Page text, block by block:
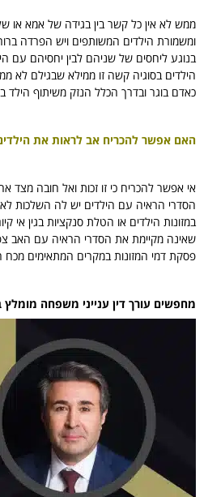
ממש לא אין כל קשר בין בגידה של אמא או
ומשמורת הילדים המשותפים ויש הפרדה
בנוגע ליחסים של שניהם לבין יחסיהם עם
הילדים בסוגיה קשה זו ממילא שבגילם לא
כאדם בוגר ובדרך הכלל הנזק משיתוף
האם אפשר להכריח אב לראות את
אי אפשר להכריח כי זו זכות ואל חובה מצד
הסדרי הראיה עם הילדים יש לה השלכות
במזונות הילדים או הטלת סנקציות בגין אי
שאינה מקיימת את הסדרי הראיה עם האב
פסקת דמי המזונות במקרים המתאימים מכח
מחפשים עורך דין ענייני משפחה מומלץ